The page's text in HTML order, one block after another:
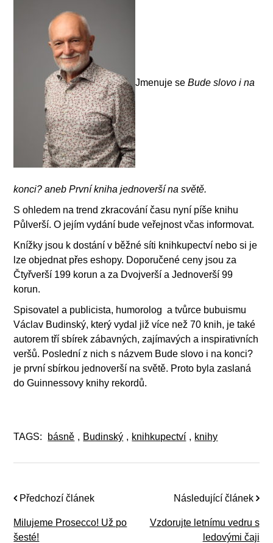
Jmenuje seBude slovo i na
konci? aneb První kniha jednoverší na světě.
S ohledem na trend zkracování času nyní píše knihu
Půlverší. O jejím vydání bude veřejnost včas informovat.
Knížky jsou k dostání v běžné síti knihkupectví nebo si je
lze objednat přes eshopy. Doporučené ceny jsou za
Čtyřverší 199 korun a za Dvojverší a Jednoverší 99
korun.
Spisovatel a publicista, humorolog a tvůrce bubuismu
Václav Budinský, který vydal již více než 70 knih, je také
autorem tří sbírek zábavných, zajímavých a inspirativních
veršů. Poslední z nich s názvem Bude slovo i na konci?
je první sbírkou jednoverší na světě. Proto byla zaslaná
do Guinnessovy knihy rekordů.
TAGS: básně , Budinský , knihkupectví , knihy
Předchozí článek
Milujeme Prosecco! Už po
šesté!
Následující článek
Vzdorujte letnímu vedru s
ledovými čaji